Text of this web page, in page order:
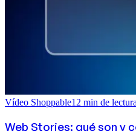
Vídeo Shoppable12 min de lectura
Web Stories: qué son y